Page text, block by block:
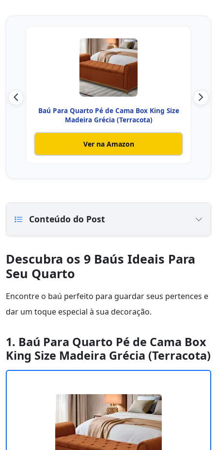
Baú Para Quarto Pé de Cama Box King Size
Madeira Grécia (Terracota)
Ver na Amazon
Conteúdo do Post
Descubra os 9 Baús Ideais Para
Seu Quarto
Encontre o baú perfeito para guardar seus pertences e
dar um toque especial à sua decoração.
1. Baú Para Quarto Pé de Cama Box
King Size Madeira Grécia (Terracota)